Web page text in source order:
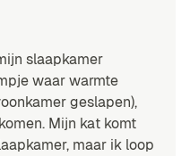
slaapkamer
waar warmte
geslapen),
Mijn kat komt
maar ik loop